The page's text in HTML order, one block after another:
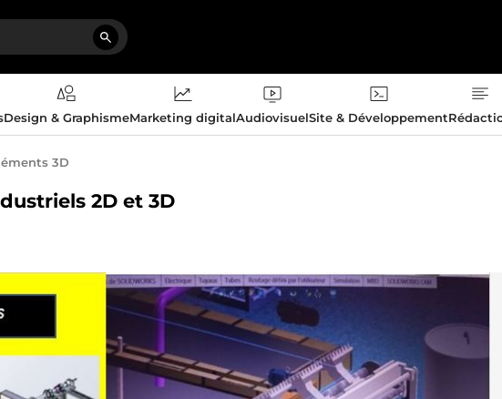
Design & GraphismeMarketing digitalAudiovisuelSite & Développement
3D
2D et 3D